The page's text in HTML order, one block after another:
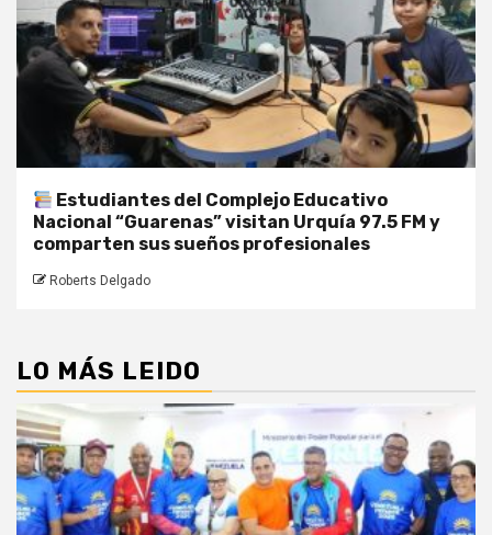
Estudiantes del Complejo Educativo
Nacional “Guarenas” visitan Urquía 97.5 FM y
comparten sus sueños profesionales
Roberts Delgado
LO MÁS LEIDO